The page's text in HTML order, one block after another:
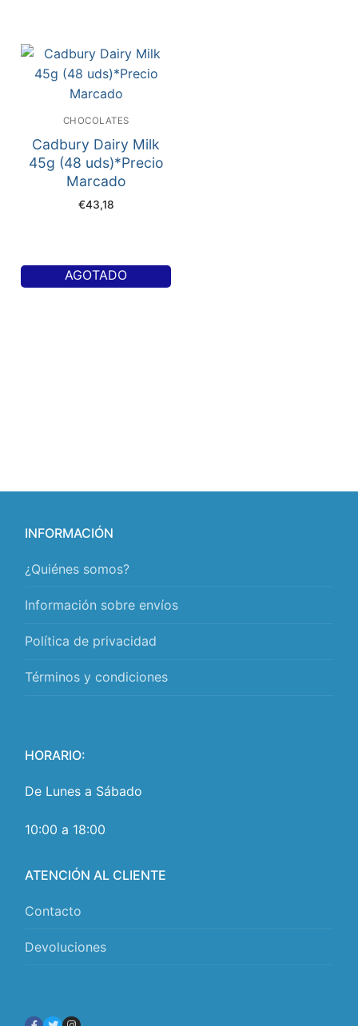
CHOCOLATES
Cadbury Dairy Milk
45g (48 uds)*Precio
Marcado
€43,18
AGOTADO
INFORMACIÓN
¿Quiénes somos?
Información sobre envíos
Política de privacidad
Términos y condiciones
HORARIO:
De Lunes a Sábado
10:00 a 18:00
ATENCIÓN AL CLIENTE
Contacto
Devoluciones